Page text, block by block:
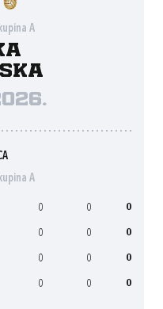
A
A
0 0 0
0 0 0
0 0 0
0 0 0